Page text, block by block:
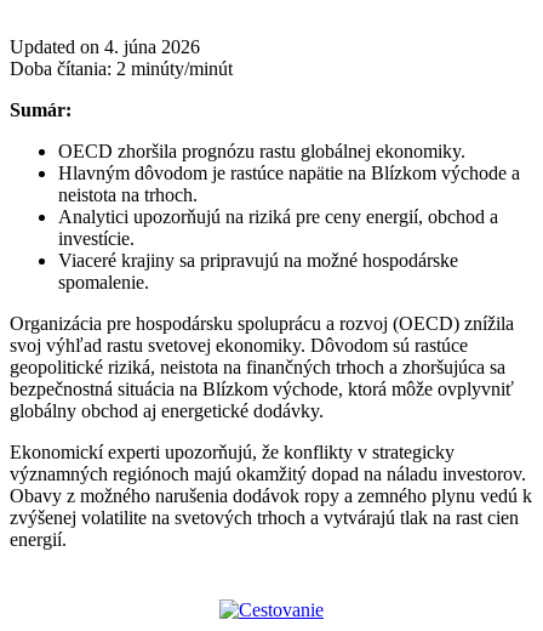
Updated on 4. júna 2026
Doba čítania: 2 minúty/minút
Sumár:
OECD zhoršila prognózu rastu globálnej ekonomiky.
Hlavným dôvodom je rastúce napätie na Blízkom východe a
neistota na trhoch.
Analytici upozorňujú na riziká pre ceny energií, obchod a
investície.
Viaceré krajiny sa pripravujú na možné hospodárske
spomalenie.
Organizácia pre hospodársku spoluprácu a rozvoj (OECD) znížila
svoj výhľad rastu svetovej ekonomiky. Dôvodom sú rastúce
geopolitické riziká, neistota na finančných trhoch a zhoršujúca sa
bezpečnostná situácia na Blízkom východe, ktorá môže ovplyvniť
globálny obchod aj energetické dodávky.
Ekonomickí experti upozorňujú, že konflikty v strategicky
významných regiónoch majú okamžitý dopad na náladu investorov.
Obavy z možného narušenia dodávok ropy a zemného plynu vedú k
zvýšenej volatilite na svetových trhoch a vytvárajú tlak na rast cien
energií.